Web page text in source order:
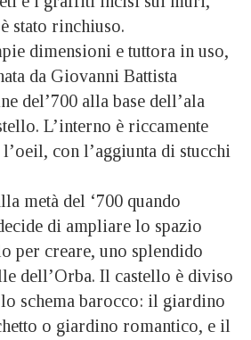
stato rinchiuso.
dimensioni e tuttora in uso,
da Giovanni Battista
del’700 alla base dell’ala
L’interno è riccamente
con l’aggiunta di stucchi
metà del ‘700 quando
di ampliare lo spazio
per creare, uno splendido
dell’Orba. Il castello è diviso
schema barocco: il giardino
o giardino romantico, e il